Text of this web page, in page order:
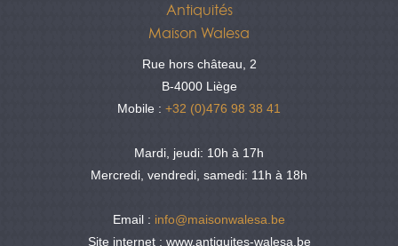
Antiquités
Maison Walesa
Rue hors château, 2
B-4000 Liège
Mobile : +32 (0)476 98 38 41
Mardi, jeudi: 10h à 17h
Mercredi, vendredi, samedi: 11h à 18h
Email : info@maisonwalesa.be
Site internet : www.antiquites-walesa.be